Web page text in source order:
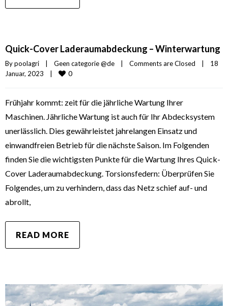
Quick-Cover Laderaumabdeckung – Winterwartung
By poolagri Geen categorie @de Comments are Closed
18
Januar, 2023
0
Frühjahr kommt: zeit für die jährliche Wartung Ihrer
Maschinen. Jährliche Wartung ist auch für Ihr Abdecksystem
unerlässlich. Dies gewährleistet jahrelangen Einsatz und
einwandfreien Betrieb für die nächste Saison. Im Folgenden
finden Sie die wichtigsten Punkte für die Wartung Ihres Quick-
Cover Laderaumabdeckung. Torsionsfedern: Überprüfen Sie
Folgendes, um zu verhindern, dass das Netz schief auf- und
abrollt,
READ MORE